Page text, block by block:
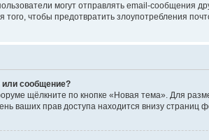
могут отправлять email-сообщения
того, чтобы предотвратить злоупотребления
или сообщение?
щёлкните по кнопке «Новая тема». Для
ваших прав доступа находится внизу